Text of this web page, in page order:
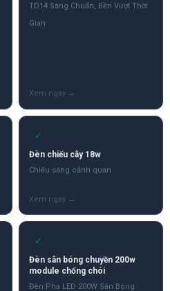
TD14 Sáng Chuẩn, Bền Vượt Thời
Gian
✓
Đèn chiếu cây 18w
Chiếu sáng cảnh quan
✓
Đèn sân bóng chuyền 200w
module chống chói
Đèn Pha LED 200W Sân Bóng